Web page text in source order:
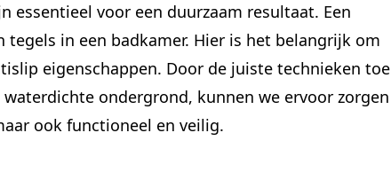
essentieel voor een duurzaam resultaat. Een
in een badkamer. Hier is het belangrijk om
eigenschappen. Door de juiste technieken toe
ondergrond, kunnen we ervoor zorgen
ook functioneel en veilig.